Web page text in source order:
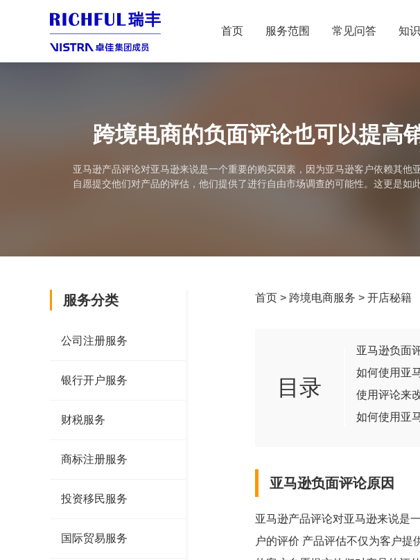
首页 服务范围 常见问答 知
跨境电商的负面评论也可以提高
亚马逊产品评论对亚马逊来说是一个重要的购买因素，因为亚马逊客户依赖其
自愿提交他们对产品的评估，他们提供了进行自由市场调查的可能性。这更是
服务分类
公司注册服务
银行开户服务
财税服务
商标注册服务
投资移民服务
国际贸易服务
首页> 跨境电商服务 > 开店秘籍
目录
亚马逊负面
如何使用亚
使用评论来
如何使用亚
亚马逊负面评论原因
亚马逊产品评论对亚马逊来说是
户的评价 产品评估不仅为客户提